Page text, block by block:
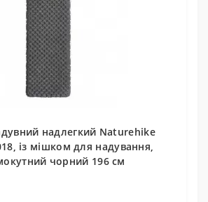
надлегкий Naturehike
із мішком для надування,
чорний 196 см